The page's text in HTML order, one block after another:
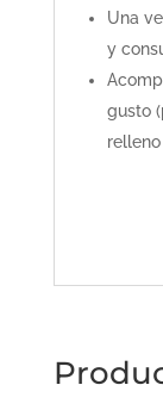
Una
y
gusto